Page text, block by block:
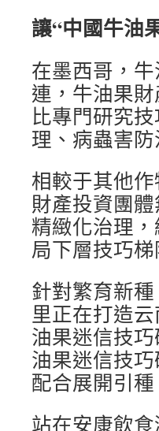
讓“中國牛油
在墨西哥，
連，牛油果
比專門研究
理、病蟲害
相較于其他
財產投資團
精緻化治理
局下層技巧梯
針對繁育新
里正在打造
油果迷信技
油果迷信技
配合展開引
站在安康飲